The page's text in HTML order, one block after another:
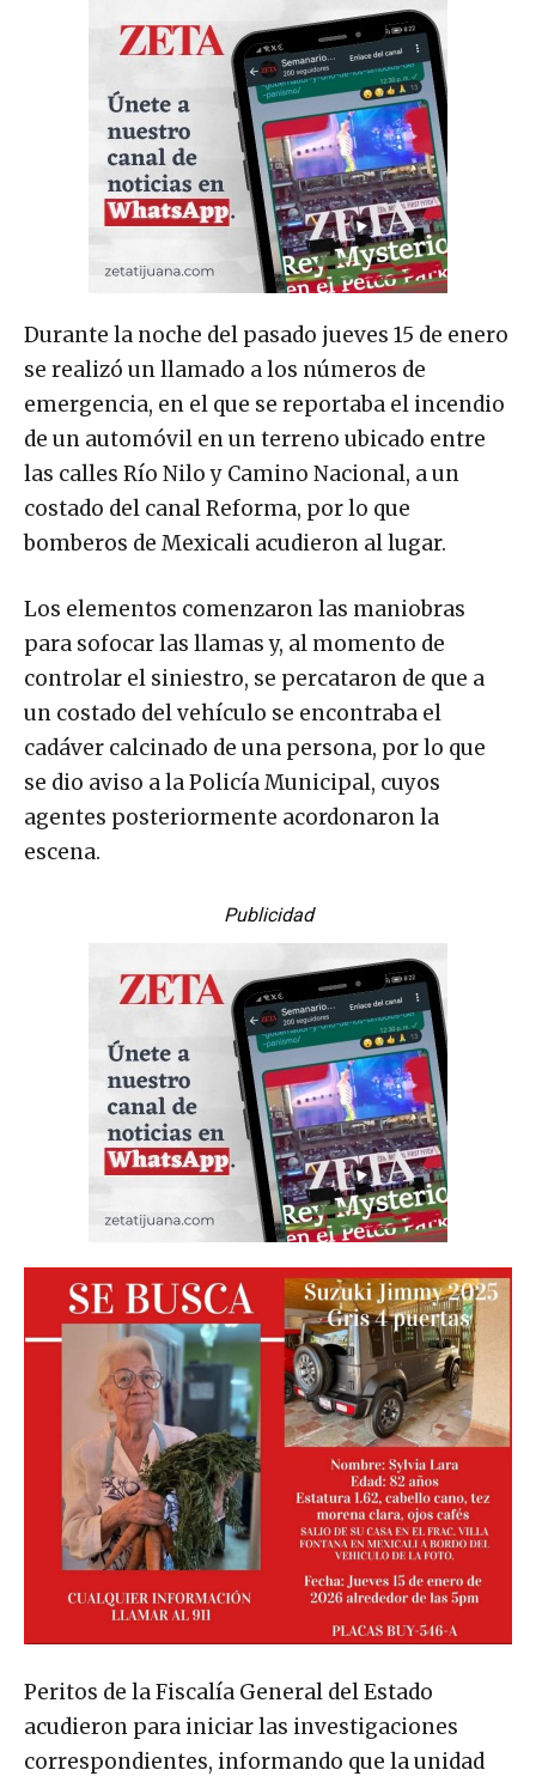
Durante la noche del pasado jueves 15 de enero
se realizó un llamado a los números de
emergencia, en el que se reportaba el incendio
de un automóvil en un terreno ubicado entre
las calles Río Nilo y Camino Nacional, a un
costado del canal Reforma, por lo que
bomberos de Mexicali acudieron al lugar.
Los elementos comenzaron las maniobras
para sofocar las llamas y, al momento de
controlar el siniestro, se percataron de que a
un costado del vehículo se encontraba el
cadáver calcinado de una persona, por lo que
se dio aviso a la Policía Municipal, cuyos
agentes posteriormente acordonaron la
escena.
Publicidad
Peritos de la Fiscalía General del Estado
acudieron para iniciar las investigaciones
correspondientes, informando que la unidad